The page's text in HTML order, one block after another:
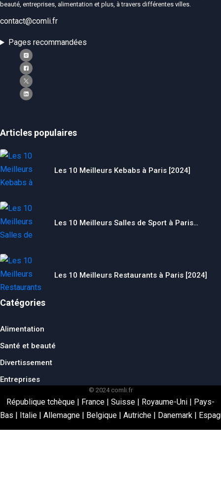
beauté, entreprises, alimentation et plus, à travers différentes villes.
contact@comli.fr
Pages recommandées
Articles populaires
Les 10 Meilleurs Kebabs à Paris [2024]
Les 10 Meilleurs Salles de Sport à Paris…
Les 10 Meilleurs Restaurants à Paris [2024]
Catégories
Alimentation
Santé et beauté
Divertissement
Entreprises
© 2024 comli.fr
République tchèque | France | Suisse | Royaume-Uni | Pays-
Bas | Italie | Allemagne | Belgique | Autriche | Danemark |